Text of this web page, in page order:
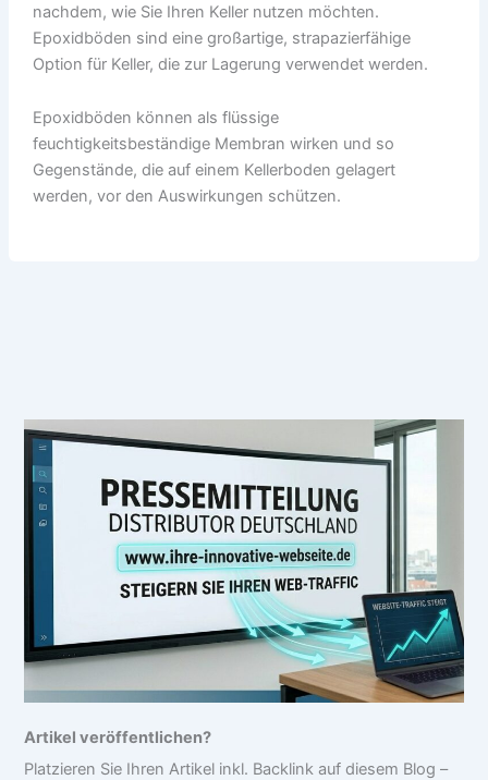
nachdem, wie Sie Ihren Keller nutzen möchten.
Epoxidböden sind eine großartige, strapazierfähige
Option für Keller, die zur Lagerung verwendet werden.
Epoxidböden können als flüssige
feuchtigkeitsbeständige Membran wirken und so
Gegenstände, die auf einem Kellerboden gelagert
werden, vor den Auswirkungen schützen.
Artikel veröffentlichen?
Platzieren Sie Ihren Artikel inkl. Backlink auf diesem Blog –